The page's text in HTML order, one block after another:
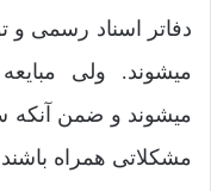
دفاتر اسناد رسمی و
میشوند. ولی
میشوند و ضمن آنکه
مشکلاتی همراه